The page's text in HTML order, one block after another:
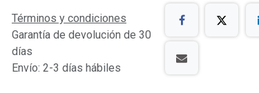
Términos y condiciones
Garantía de devolución de 30
días
Envío: 2-3 días hábiles